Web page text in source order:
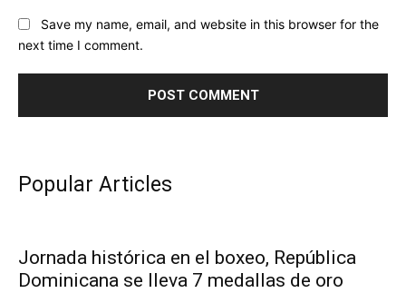
Save my name, email, and website in this browser for the
next time I comment.
Popular Articles
Jornada histórica en el boxeo, República
Dominicana se lleva 7 medallas de oro